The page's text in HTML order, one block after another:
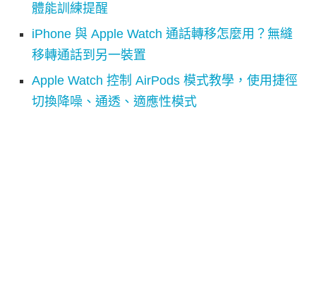
體能訓練提醒
iPhone 與 Apple Watch 通話轉移怎麼用？無縫
移轉通話到另一裝置
Apple Watch 控制 AirPods 模式教學，使用捷徑
切換降噪、通透、適應性模式